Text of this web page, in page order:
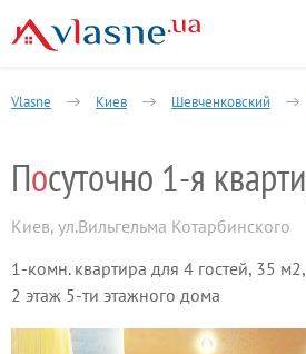
Vlasne Киев Шевченковский
По
Киев, ул.Вильгельма Котарбинского
1-комн. квартира для 4 гостей, 35 м2,
2 этаж 5-ти этажного дома